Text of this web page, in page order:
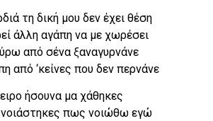
τη δική μου δεν έχει θέση
άλλη αγάπη να με χωρέσει
από σένα ξαναγυρνάνε
από ‘κείνες που δεν περνάνε
ήσουνα μα χάθηκες
πως νοιώθω εγώ